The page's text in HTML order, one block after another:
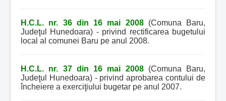
H.C.L. nr. 36 din 16 mai 2008(Comuna Baru,
Judeţul Hunedoara) - privind rectificarea bugetului
local al comunei Baru pe anul 2008.
H.C.L. nr. 37 din 16 mai 2008(Comuna Baru,
Judeţul Hunedoara) - privind aprobarea contului de
încheiere a exerciţiului bugetar pe anul 2007.